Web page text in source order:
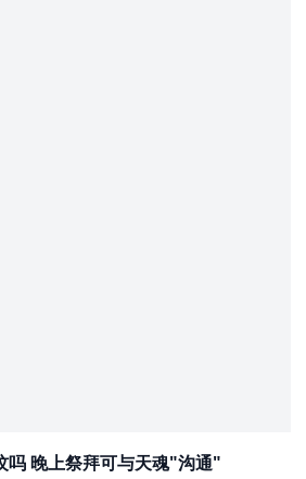
吗 晚上祭拜可与天魂"沟通"